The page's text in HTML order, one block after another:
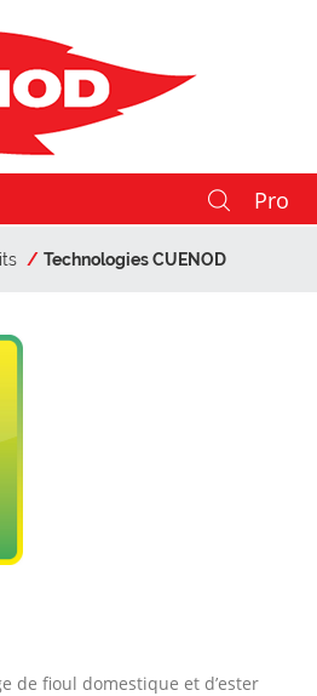
Pro
Technologies CUENOD
de fioul domestique et d’ester